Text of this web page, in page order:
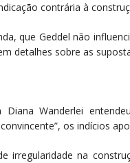
contrária à
que Geddel não
detalhes sobre as
Wanderlei
os indícios
irregularidade na